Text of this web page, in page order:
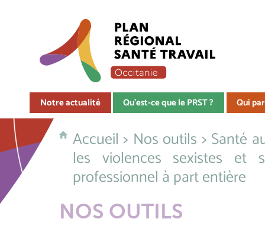
Notre actualité Qu'est-ce que le PRST ? Qui
Accueil > Nos outils > Santé
les violences sexistes et
professionnel à part entière
NOS OUTILS